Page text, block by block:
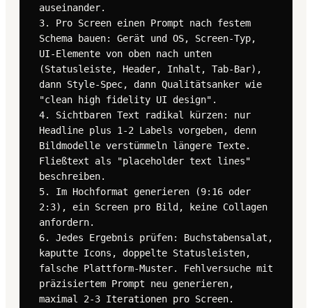
auseinander.
3. Pro Screen einen Prompt nach festem
Schema bauen: Gerät und OS, Screen-Typ,
UI-Elemente von oben nach unten
(Statusleiste, Header, Inhalt, Tab-Bar),
dann Style-Spec, dann Qualitätsanker wie
"clean high fidelity UI design".
4. Sichtbaren Text radikal kürzen: nur
Headline plus 1-2 Labels vorgeben, denn
Bildmodelle verstümmeln längere Texte.
Fließtext als "placeholder text lines"
beschreiben.
5. Im Hochformat generieren (9:16 oder
2:3), ein Screen pro Bild, keine Collagen
anfordern.
6. Jedes Ergebnis prüfen: Buchstabensalat,
kaputte Icons, doppelte Statusleisten,
falsche Plattform-Muster. Fehlversuche mit
präzisiertem Prompt neu generieren,
maximal 2-3 Iterationen pro Screen.